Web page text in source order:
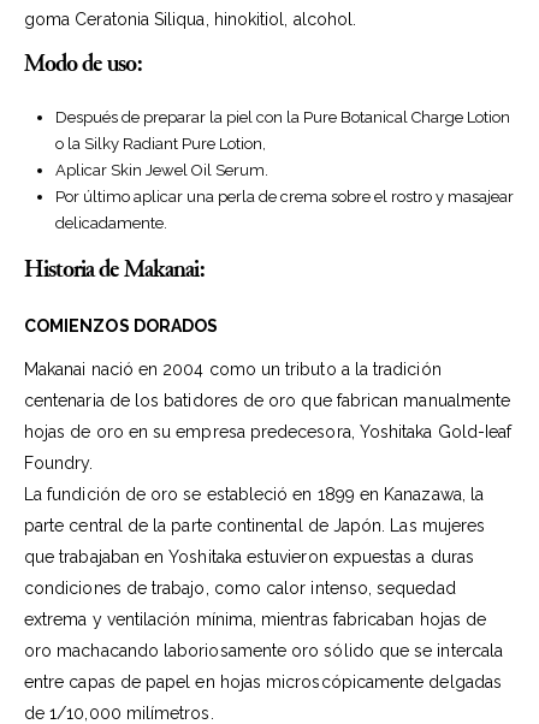
goma Ceratonia Siliqua, hinokitiol, alcohol.
Modo de uso:
Después de preparar la piel con la Pure Botanical Charge Lotion
o la Silky Radiant Pure Lotion,
Aplicar Skin Jewel Oil Serum.
Por último aplicar una perla de crema sobre el rostro y masajear
delicadamente.
Historia de Makanai:
COMIENZOS DORADOS
Makanai nació en 2004 como un tributo a la tradición
centenaria de los batidores de oro que fabrican manualmente
hojas de oro en su empresa predecesora, Yoshitaka Gold-Ieaf
Foundry.
La fundición de oro se estableció en 1899 en Kanazawa, la
parte central de la parte continental de Japón. Las mujeres
que trabajaban en Yoshitaka estuvieron expuestas a duras
condiciones de trabajo, como calor intenso, sequedad
extrema y ventilación mínima, mientras fabricaban hojas de
oro machacando laboriosamente oro sólido que se intercala
entre capas de papel en hojas microscópicamente delgadas
de 1/10,000 milímetros.